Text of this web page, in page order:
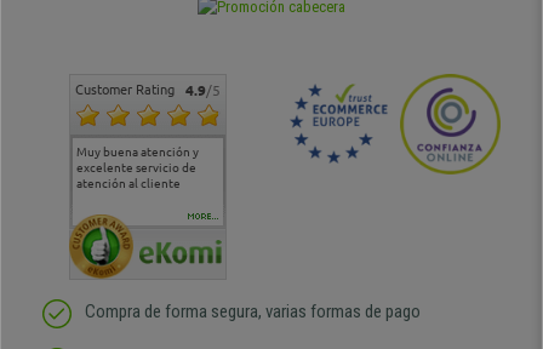
Customer Rating 4.9/5
Muy buena atención y
excelente servicio de
atención al cliente
Muy buena atención de
cara al asesoramiento
Si estoy contento
MORE...
Compra de forma segura, varias formas de pago